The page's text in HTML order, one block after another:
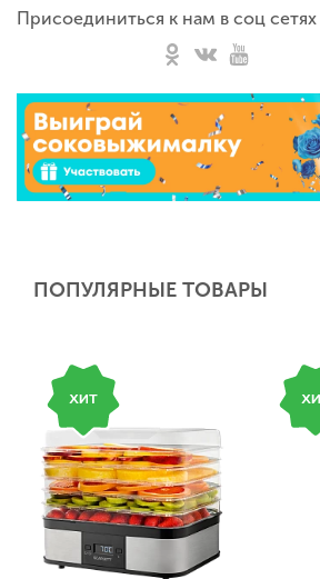
Присоединиться к нам в соц сетях
ПОПУЛЯРНЫЕ ТОВАРЫ